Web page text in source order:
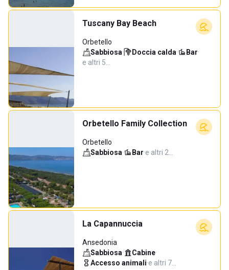
Tuscany Bay Beach
Orbetello
Sabbiosa· Doccia calda· Bar·
e altri 5…
Orbetello Family Collection
Orbetello
Sabbiosa· Bar·e altri 2…
La Capannuccia
Ansedonia
Sabbiosa· Cabine·
Accesso animali·e altri 7…